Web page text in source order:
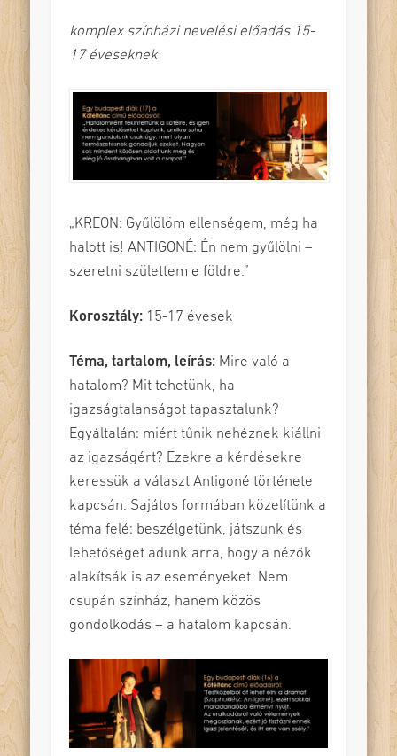
komplex színházi nevelési előadás 15-
17 éveseknek
„KREON: Gyűlölöm ellenségem, még ha
halott is! ANTIGONÉ: Én nem gyűlölni –
szeretni születtem e földre.”
Korosztály: 15-17 évesek
Téma, tartalom, leírás: Mire való a
hatalom? Mit tehetünk, ha
igazságtalanságot tapasztalunk?
Egyáltalán: miért tűnik nehéznek kiállni
az igazságért? Ezekre a kérdésekre
keressük a választ Antigoné története
kapcsán. Sajátos formában közelítünk a
téma felé: beszélgetünk, játszunk és
lehetőséget adunk arra, hogy a nézők
alakítsák is az eseményeket. Nem
csupán színház, hanem közös
gondolkodás – a hatalom kapcsán.